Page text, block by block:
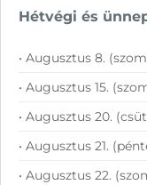
Hírlevelünkről
Hétvégi és
• Augusztus 8.
• Augusztus 15.
• Augusztus 20.
• Augusztus 21.
• Augusztus 22.